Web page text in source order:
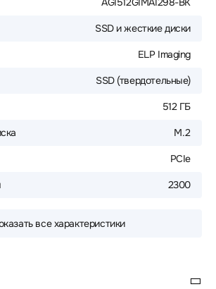
SSD и жесткие диски
ELP Imaging
SSD (твердотельные)
512 ГБ
M.2
PCIe
2300
все характеристики